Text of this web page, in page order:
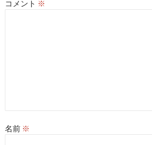
コメント ※
名前 ※